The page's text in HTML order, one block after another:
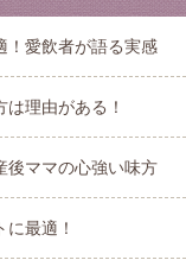
！愛飲者が語る実感
理由がある！
後ママの心強い味方
最適！